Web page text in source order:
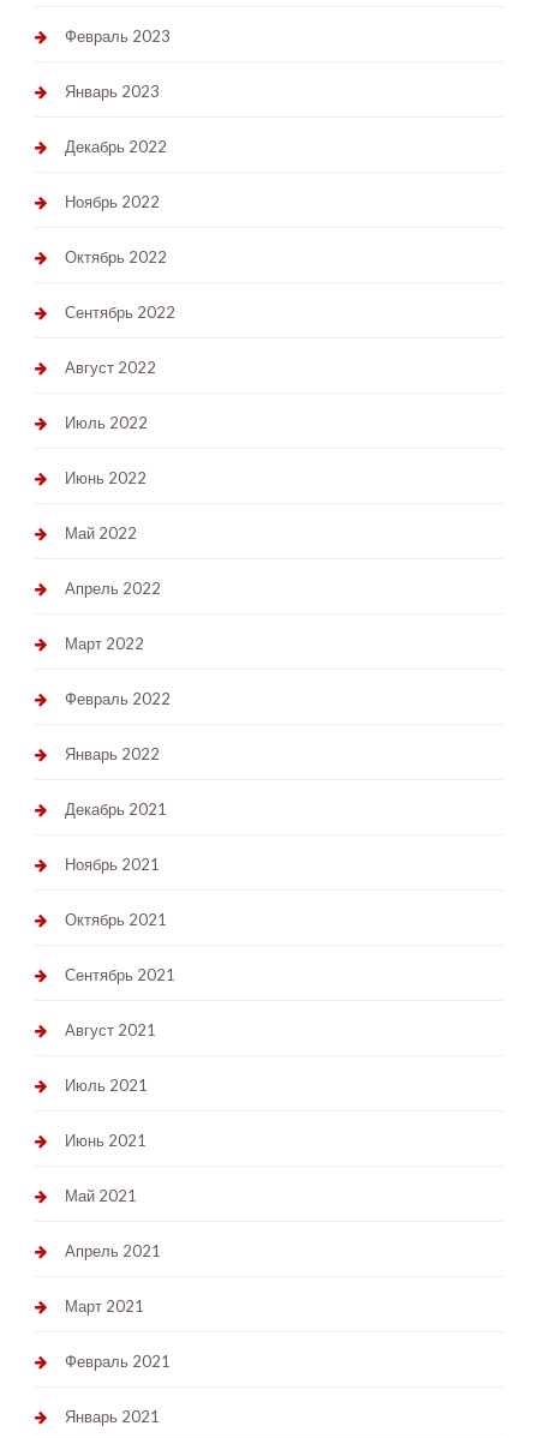
Февраль 2023
Январь 2023
Декабрь 2022
Ноябрь 2022
Октябрь 2022
Сентябрь 2022
Август 2022
Июль 2022
Июнь 2022
Май 2022
Апрель 2022
Март 2022
Февраль 2022
Январь 2022
Декабрь 2021
Ноябрь 2021
Октябрь 2021
Сентябрь 2021
Август 2021
Июль 2021
Июнь 2021
Май 2021
Апрель 2021
Март 2021
Февраль 2021
Январь 2021